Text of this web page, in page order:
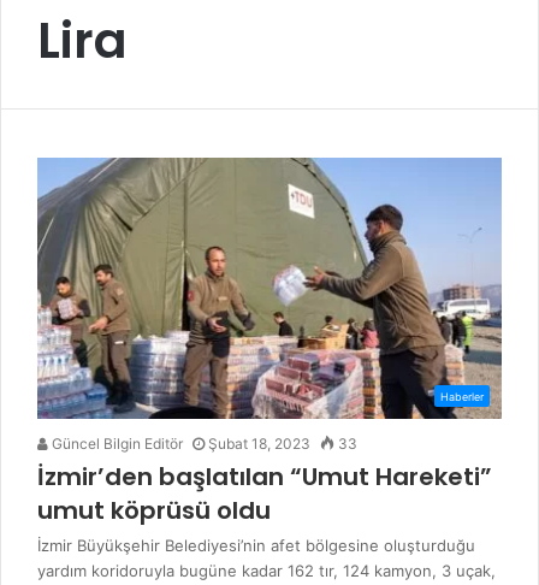
Lira
Haberler
Güncel Bilgin Editör Şubat 18, 2023 33
İzmir’den başlatılan “Umut Hareketi”
umut köprüsü oldu
İzmir Büyükşehir Belediyesi’nin afet bölgesine oluşturduğu
yardım koridoruyla bugüne kadar 162 tır, 124 kamyon, 3 uçak,